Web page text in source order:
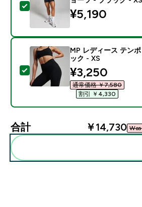
この商品を選択 - MP レディ
¥5,190‎
この商品を選択 - MP レディ
MP レディース テン
ック - XS
discounted
¥3,250‎
通常価格 ￥7,580‎
割引 ￥4,330‎
合計 ￥14,730‎